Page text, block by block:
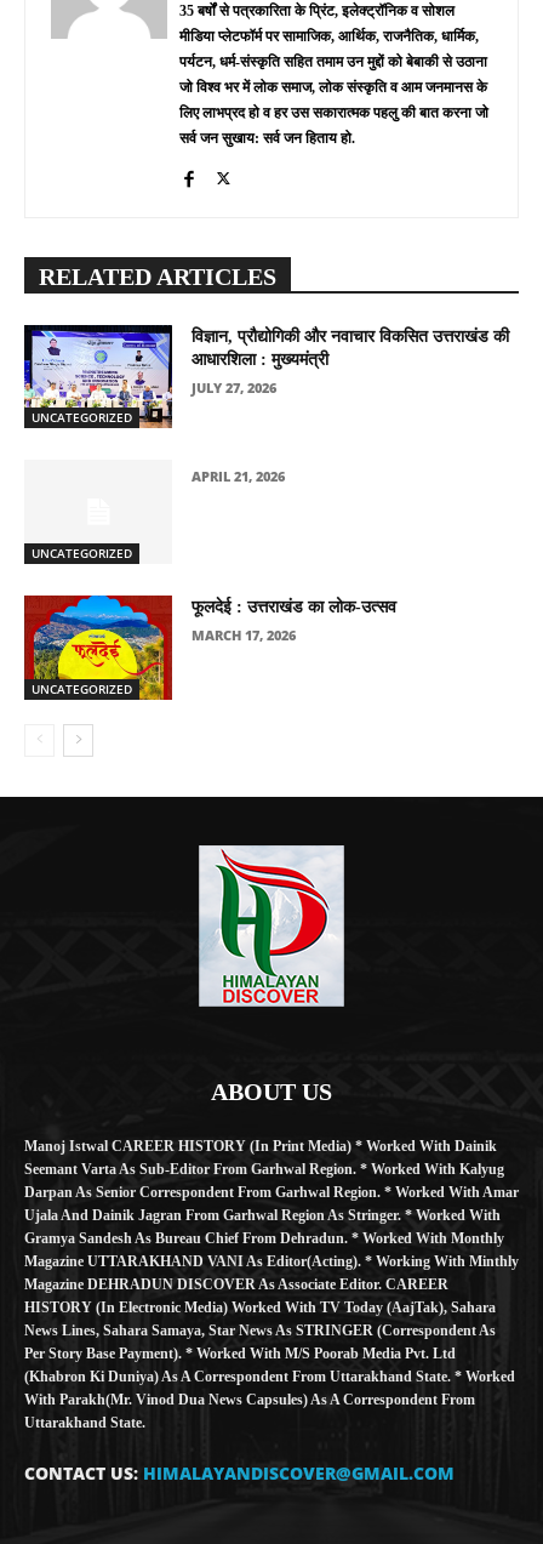
35 बर्षों से पत्रकारिता के प्रिंट, इलेक्ट्रॉनिक व सोशल
मीडिया प्लेटफॉर्म पर सामाजिक, आर्थिक, राजनैतिक, धार्मिक,
पर्यटन, धर्म-संस्कृति सहित तमाम उन मुद्दों को बेबाकी से उठाना
जो विश्व भर में लोक समाज, लोक संस्कृति व आम जनमानस के
लिए लाभप्रद हो व हर उस सकारात्मक पहलु की बात करना जो
सर्व जन सुखाय: सर्व जन हिताय हो.
RELATED ARTICLES
UNCATEGORIZED
विज्ञान, प्रौद्योगिकी और नवाचार विकसित उत्तराखंड की
आधारशिला : मुख्यमंत्री
JULY 27, 2026
UNCATEGORIZED
APRIL 21, 2026
UNCATEGORIZED
फूलदेई : उत्तराखंड का लोक-उत्सव
MARCH 17, 2026
ABOUT US
Manoj Istwal CAREER HISTORY (in Print Media) * Worked With Dainik
Seemant Varta As Sub-Editor From Garhwal Region. * Worked With Kalyug
Darpan As Senior Correspondent From Garhwal Region. * Worked With Amar
Ujala And Dainik Jagran From Garhwal Region As Stringer. * Worked With
Gramya Sandesh As Bureau Chief From Dehradun. * Worked With Monthly
Magazine UTTARAKHAND VANI As Editor(Acting). * Working With Minthly
Magazine DEHRADUN DISCOVER As Associate Editor. CAREER
HISTORY (in Electronic Media) Worked With TV Today (AajTak), Sahara
News Lines, Sahara Samaya, Star News As STRINGER (Correspondent As
Per Story Base Payment). * Worked With M/S Poorab Media Pvt. Ltd
(Khabron Ki Duniya) As A Correspondent From Uttarakhand State. * Worked
With Parakh(Mr. Vinod Dua News Capsules) As A Correspondent From
Uttarakhand State.
CONTACT US: HIMALAYANDISCOVER@GMAIL.COM